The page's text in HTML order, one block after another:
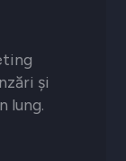
și
lung.